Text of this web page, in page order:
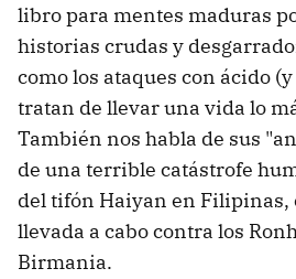
libro para mentes maduras
historias crudas y
como los ataques con ácido
tratan de llevar una vida lo
También nos habla de sus
de una terrible catástrofe
del tifón Haiyan en Filipinas,
llevada a cabo contra los
Birmania.